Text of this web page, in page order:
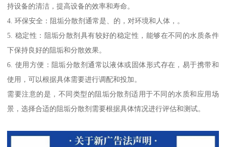
持设备的清洁，提高设备的效率和寿命。
4. 环保安全：阻垢分散剂通常是、的，对环境和人体，。
5. 稳定性：阻垢分散剂具有较好的稳定性，能够在不同的水质条件
下保持良好的阻垢和分散效果。
6. 使用方便：阻垢分散剂通常以液体或固体形式存在，易于携带和
使用，可以根据具体需要进行调配和投加。
需要注意的是，不同类型的阻垢分散剂适用于不同的水质和应用场
景，选择合适的阻垢分散剂需要根据具体情况进行评估和测试。